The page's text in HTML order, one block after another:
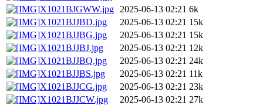
X1021BJGWW.jpg
2025-06-13 02:21 6k
X1021BJJBD.jpg
2025-06-13 02:21 15k
X1021BJJBG.jpg
2025-06-13 02:21 15k
X1021BJJBJ.jpg
2025-06-13 02:21 12k
X1021BJJBQ.jpg
2025-06-13 02:21 24k
X1021BJJBS.jpg
2025-06-13 02:21 11k
X1021BJJCG.jpg
2025-06-13 02:21 23k
X1021BJJCW.jpg
2025-06-13 02:21 27k